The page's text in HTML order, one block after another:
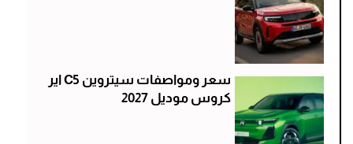
سعر ومواصفات سيتروين C5 اير
كروس موديل 2027